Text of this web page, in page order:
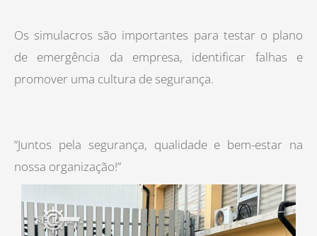
Os simulacros são importantes para testar o plano
de emergência da empresa, identificar falhas e
promover uma cultura de segurança.
“Juntos pela segurança, qualidade e bem-estar na
nossa organização!”